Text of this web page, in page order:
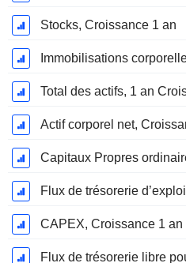
Stocks, Croissance 1 an
Total des actifs, 1 an
Actif corporel net,
Capitaux Propres
CAPEX, Croissance 1 an